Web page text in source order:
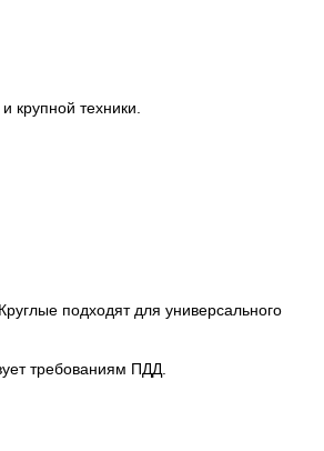
техники.
подходят для универсального
требованиям ПДД.